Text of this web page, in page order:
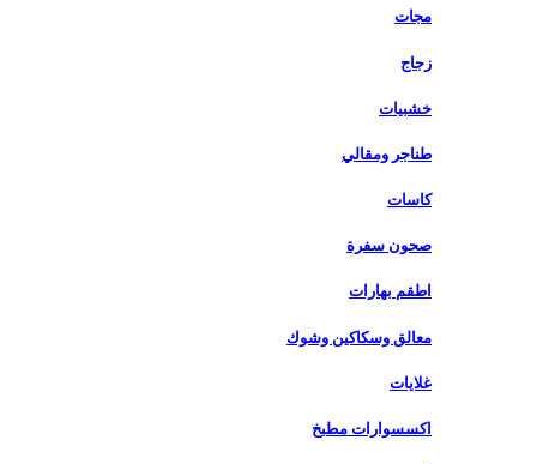
مجات
زجاج
خشبيات
طناجر ومقالي
كاسات
صحون سفرة
اطقم بهارات
معالق وسكاكين وشوك
غلايات
اكسسوارات مطبخ